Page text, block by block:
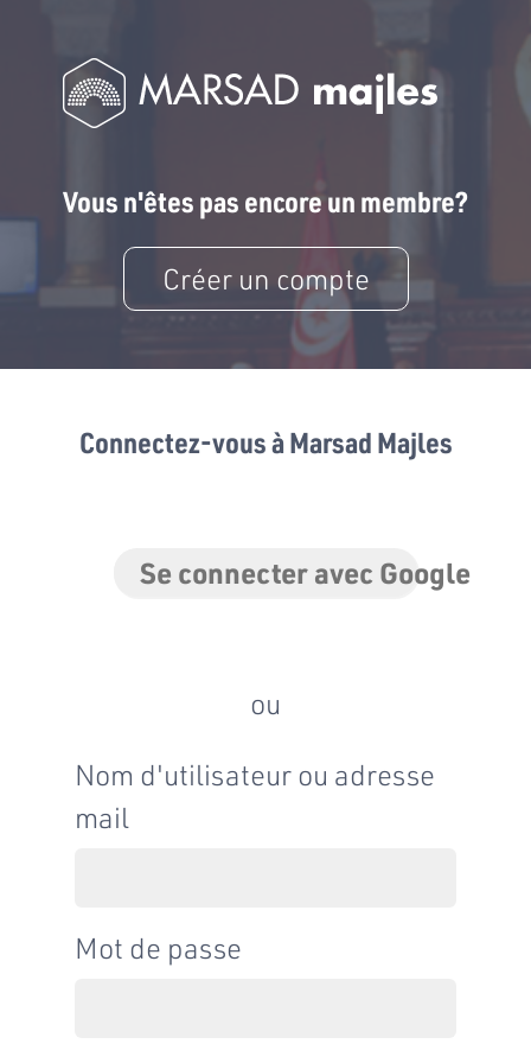
Vous n'êtes pas encore un membre?
Créer un compte
Connectez-vous à Marsad Majles
Se connecter avec Google
ou
Nom d'utilisateur ou adresse
mail
Mot de passe